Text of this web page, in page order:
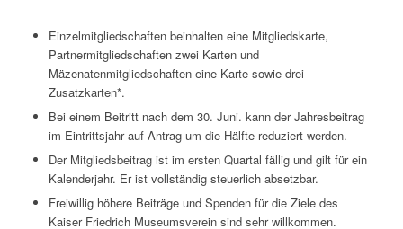
Einzelmitgliedschaften beinhalten eine Mitgliedskarte,
Partnermitgliedschaften zwei Karten und
Mäzenatenmitgliedschaften eine Karte sowie drei
Zusatzkarten*.
Bei einem Beitritt nach dem 30. Juni. kann der Jahresbeitrag
im Eintrittsjahr auf Antrag um die Hälfte reduziert werden.
Der Mitgliedsbeitrag ist im ersten Quartal fällig und gilt für ein
Kalenderjahr. Er ist vollständig steuerlich absetzbar.
Freiwillig höhere Beiträge und Spenden für die Ziele des
Kaiser Friedrich Museumsverein sind sehr willkommen.